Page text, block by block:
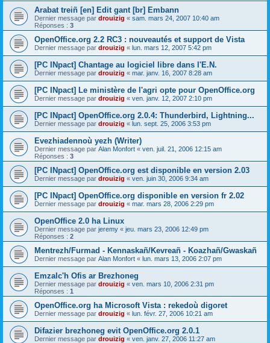
Arabat treiñ [en] Edit gant [br] Embann
Dernier message par drouizig « sam. mars 24, 2007 10:40 am
Réponses : 3
OpenOffice.org 2.2 RC3 : nouveautés et support de Vista
Dernier message par drouizig « lun. mars 12, 2007 5:42 pm
[PC INpact] Chantage au logiciel libre dans l'E.N.
Dernier message par drouizig « mar. janv. 16, 2007 8:28 am
[PC INpact] Le ministère de l'agri opte pour OpenOffice.org
Dernier message par drouizig « ven. janv. 12, 2007 2:10 pm
[PC INpact] OpenOffice.org 2.0.4: Thunderbird, Lightning...
Dernier message par drouizig « lun. sept. 25, 2006 3:53 pm
Evezhiadennoù yezh (Writer)
Dernier message par Alan Monfort « ven. juil. 21, 2006 12:15 am
Réponses : 3
[PC INpact] OpenOffice.org est disponible en version 2.03
Dernier message par drouizig « ven. juin 30, 2006 9:34 am
[PC INpact] OpenOffice.org disponible en version fr 2.02
Dernier message par drouizig « mar. mars 28, 2006 2:29 pm
OpenOffice 2.0 ha Linux
Dernier message par jeremy « jeu. mars 23, 2006 12:49 pm
Réponses : 2
Mentrezh/Furmad - Kennaskañ/Kevreañ - Koazhañ/Gwaskañ
Dernier message par Alan Monfort « lun. mars 13, 2006 2:07 pm
Emzalc'h Ofis ar Brezhoneg
Dernier message par drouizig « ven. mars 10, 2006 2:31 pm
Réponses : 1
OpenOffice.org ha Microsoft Vista : rekedoù digoret
Dernier message par drouizig « lun. févr. 27, 2006 10:21 am
Difazier brezhoneg evit OpenOffice.org 2.0.1
Dernier message par drouizig « ven. janv. 27, 2006 11:27 am